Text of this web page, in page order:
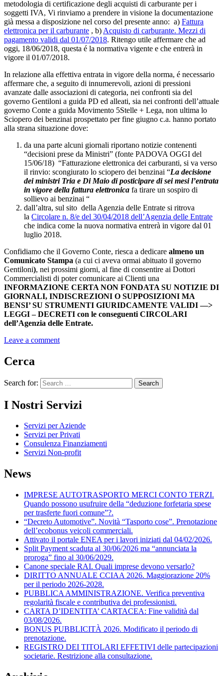
metodologia di certificazione degli acquisti di carburante per i
soggetti IVA, Vi rinviamo a prendere in visione la documentazione
già messa a disposizione nel corso del presente anno: a) Fattura
elettronica per il carburante , b) Acquisto di carburante. Mezzi di
pagamento validi dal 01/07/2018. Ritengo utile affermare che ad
oggi, 18/06/2018, questa é la normativa vigente e che entrerà in
vigore il 01/07/2018.
In relazione alla effettiva entrata in vigore della norma, é necessario
affermare che, a seguito di innumerevoli, azioni di pressioni
avanzate dalle associazioni di categoria, nei confronti sia del
governo Gentiloni a guida PD ed alleati, sia nei confronti dell’attuale
governo Conte a guida Movimento 5Stelle + Lega, non ultima lo
Sciopero dei benzinai prospettato per fine giugno c.a. hanno portato
alla strana situazione dove:
da una parte alcuni giornali riportano notizie contenenti
“decisioni prese da Ministri” (fonte PADOVA OGGI del
15/06/18) “Fatturazione elettronica dei carburanti, si va verso
il rinvio: scongiurato lo sciopero dei benzinai “La decisione
dei ministri Tria e Di Maio di posticipare di sei mesi l’entrata
in vigore della fattura elettronica fa tirare un sospiro di
sollievo ai benzinai “
dall’altra, sul sito della Agenzia delle Entrate si ritrova
la Circolare n. 8/e del 30/04/2018 dell’Agenzia delle Entrate
che indica come la nuova normativa entrerà in vigore dal 01
luglio 2018.
Confidiamo che il Governo Conte, riesca a dedicare almeno un
Comunicato Stampa (a cui ci aveva ormai abituato il governo
Gentiloni), nei prossimi giorni, al fine di consentire ai Dottori
Commercialisti di poter comunicare ai Clienti una
INFORMAZIONE CERTA NON FONDATA SU NOTIZIE DI
GIORNALI, INDISCREZIONI O SUPPOSIZIONI MA
BENSI’ SU STRUMENTI GIURIDCAMENTE VALIDI —>
LEGGI – DECRETI con le conseguenti CIRCOLARI
dell’Agenzia delle Entrate.
Leave a comment
Cerca
Search for:
I Nostri Servizi
Servizi per Aziende
Servizi per Privati
Consulenza Finanziamenti
Servizi Non-profit
News
IMPRESE AUTOTRASPORTO MERCI CONTO TERZI.
Quando possono usufruire della “deduzione forfetaria spese
per trasferte fuori comune”?.
“Decreto Automotive”. Novità “Tasporto cose”. Prenotazione
dell’ecobonus veicoli commerciali.
Attivato il portale ENEA per i lavori iniziati dal 04/02/2026.
Split Payment scaduta al 30/06/2026 ma “annunciata la
proroga” fino al 30/06/2029.
Canone speciale RAI. Quali imprese devono versarlo?
DIRITTO ANNUALE CCIAA 2026. Maggiorazione 20%
per il periodo 2026-2028.
PUBBLICA AMMINISTRAZIONE. Verifica preventiva
regolarità fiscale e contributiva dei professionisti.
CARTA D’IDENTITA’ CARTACEA: Fine validità dal
03/08/2026.
BONUS PUBBLICITÀ 2026. Modificato il periodo di
prenotazione.
REGISTRO DEI TITOLARI EFFETIVI delle partecipazioni
societarie. Restrizione alla consultazione.